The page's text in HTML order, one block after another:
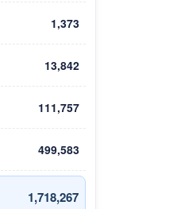
1,373
13,842
111,757
499,583
1,718,267